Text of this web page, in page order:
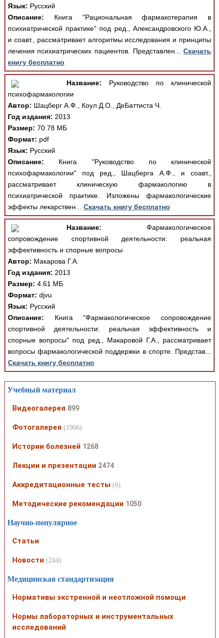
Язык: Русский
Описание: Книга "Рациональная фармакотерапия в
психиатрической практике" под ред., Александровского Ю.А.,
и соавт., рассматривает алгоритмы исследования и принципы
лечения психиатрических пациентов. Представлен...Скачать
книгу бесплатно
Название: Руководство по клинической
психофармакологии
Автор: Шацберг А.Ф., Коул Д.О., ДеБаттиста Ч.
Год издания: 2013
Размер: 70.78 МБ
Формат: pdf
Язык: Русский
Описание: Книга "Руководство по клинической
психофармакологии" под ред., Шацберга А.Ф., и соавт.,
рассматривает клиническую фармакологию в
психиатрической практике. Изложены фармакологические
эффекты лекарствен... Скачать книгу бесплатно
Название: Фармакологическое
сопровождение спортивной деятельности: реальная
эффективность и спорные вопросы
Автор: Макарова Г.А.
Год издания: 2013
Размер: 4.61 МБ
Формат: djvu
Язык: Русский
Описание: Книга "Фармакологическое сопровождение
спортивной деятельности: реальная эффективность и
спорные вопросы" под ред., Макаровой Г.А., рассматривает
вопросы фармакологической поддержки в спорте. Представ...
Скачать книгу бесплатно
Учебный материал
Видеогалерея 899
Фотогалерея (1906)
Истории болезней 1268
Лекции и презентации 2474
Аккредитационные тесты (6)
Методические рекомендации 1050
Научно-популярное
Статьи
Новости (244)
Медицинская стандартизация
Нормативы экстренной и неотложной помощи
Нормы лабораторных и инструментальных
исследований